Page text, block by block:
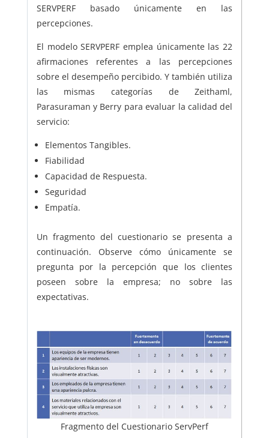
SERVPERF basado únicamente en las
percepciones.
El modelo SERVPERF emplea únicamente las 22
afirmaciones referentes a las percepciones
sobre el desempeño percibido. Y también utiliza
las mismas categorías de Zeithaml,
Parasuraman y Berry para evaluar la calidad del
servicio:
Elementos Tangibles.
Fiabilidad
Capacidad de Respuesta.
Seguridad
Empatía.
Un fragmento del cuestionario se presenta a
continuación. Observe cómo únicamente se
pregunta por la percepción que los clientes
poseen sobre la empresa; no sobre las
expectativas.
Fragmento del Cuestionario ServPerf